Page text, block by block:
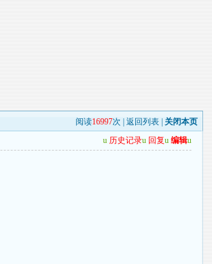
阅读16997次 |返回列表 关闭本页
u 历史记录u 回复u 编辑u